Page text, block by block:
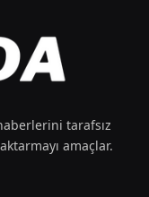
tarafsız
amaçlar.